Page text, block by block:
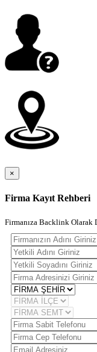
×
Firma Kayıt Rehberi
Firmanıza Backlink